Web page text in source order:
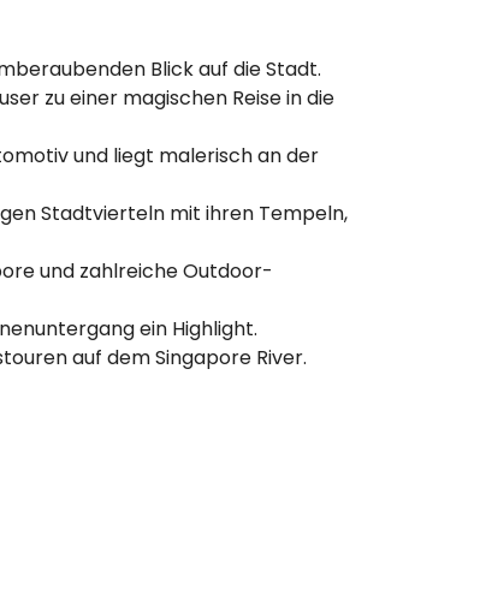
Blick auf die Stadt.
zu einer magischen Reise in die
und liegt malerisch an der
Stadtvierteln mit ihren Tempeln,
und zahlreiche Outdoor-
ein Highlight.
auf dem Singapore River.